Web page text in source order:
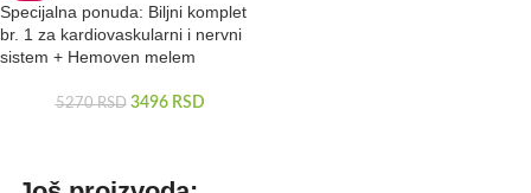
Specijalna ponuda: Biljni komplet
br. 1 za kardiovaskularni i nervni
sistem + Hemoven melem
5270RSD 3496 RSD